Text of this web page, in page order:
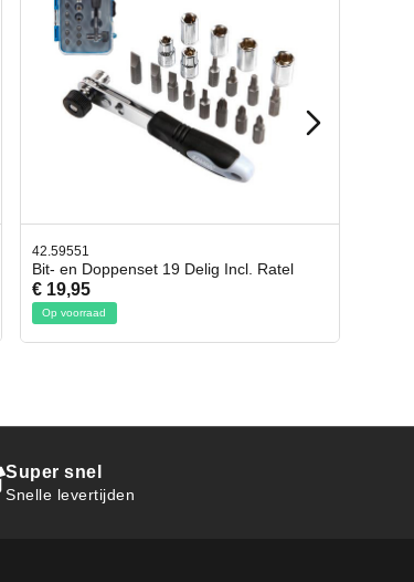
42.59551
Bit- en Doppenset 19 Delig Incl. Ratel
€ 19,95
Op voorraad
Super snel
Snelle levertijden